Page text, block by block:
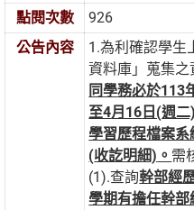
點閱次數
926
公告內容
1.為利確認學生
資料庫」蒐集
同學務必於113
至4月16 日(週二
學習歷程檔案
(收訖明細) 。 需
(1).查詢幹部經
學期有擔任幹部